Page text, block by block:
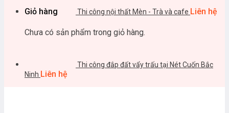
Giỏ hàng
Chưa có sản phẩm trong giỏ hàng.
Thi công nội thất Mèn - Trà và cafe Liên hệ
Thi công đắp đất vẩy trấu tại Nét Cuốn Bắc
Ninh Liên hệ